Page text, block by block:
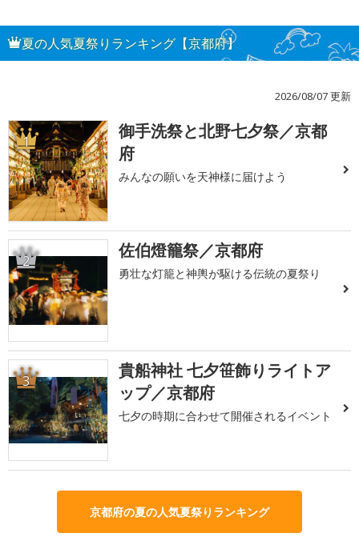
夏の人気夏祭りランキング【京都府】
2026/08/07 更新
1
御手洗祭と北野七夕祭／京都
府
みんなの願いを天神様に届けよう
2 佐伯燈籠祭／京都府
勇壮な灯籠と神輿が駆ける伝統の夏祭り
3
貴船神社 七夕笹飾りライトア
ップ／京都府
七夕の時期に合わせて開催されるイベント
京都府の夏の人気夏祭りランキング